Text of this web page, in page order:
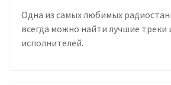
Одна из самых любимых
всегда можно найти лучшие
исполнителей.